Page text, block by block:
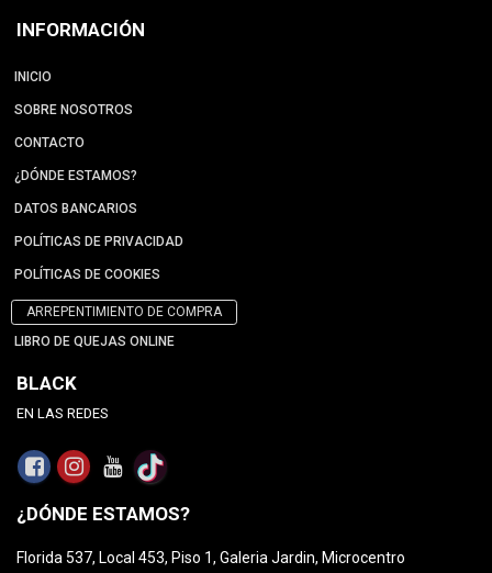
INFORMACIÓN
INICIO
SOBRE NOSOTROS
CONTACTO
¿DÓNDE ESTAMOS?
DATOS BANCARIOS
POLÍTICAS DE PRIVACIDAD
POLÍTICAS DE COOKIES
ARREPENTIMIENTO DE COMPRA
LIBRO DE QUEJAS ONLINE
BLACK
EN LAS REDES
¿DÓNDE ESTAMOS?
Florida 537, Local 453, Piso 1, Galeria Jardin, Microcentro